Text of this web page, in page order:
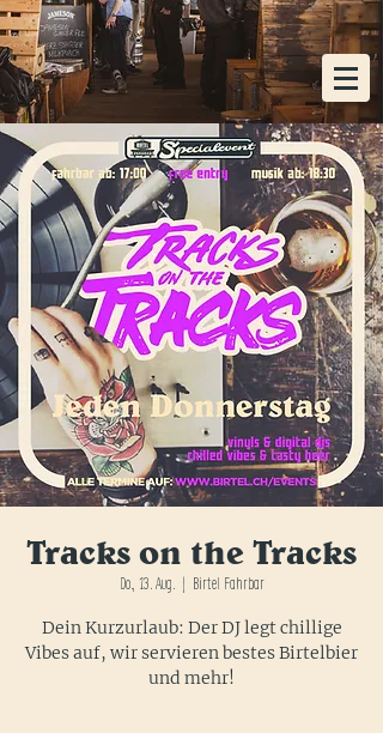
KOSTENLOSE HEIMLIEFERUNG AB EINER
BESTELLUNG VON 48x FLASCHEN
Tracks on the Tracks
Do., 13. Aug.
  |
Birtel Fahrbar
Dein Kurzurlaub: Der DJ legt chillige
Vibes auf, wir servieren bestes Birtelbier
und mehr!